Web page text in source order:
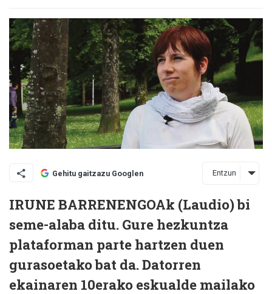
Gehitu gaitzazu Googlen Entzun
IRUNE BARRENENGOAk (Laudio) bi
seme-alaba ditu. Gure hezkuntza
plataforman parte hartzen duen
gurasoetako bat da. Datorren
ekainaren 10erako eskualde mailako